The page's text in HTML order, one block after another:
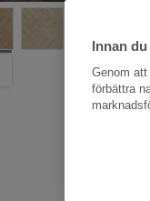
Hela
Innan
Genom
förbättra